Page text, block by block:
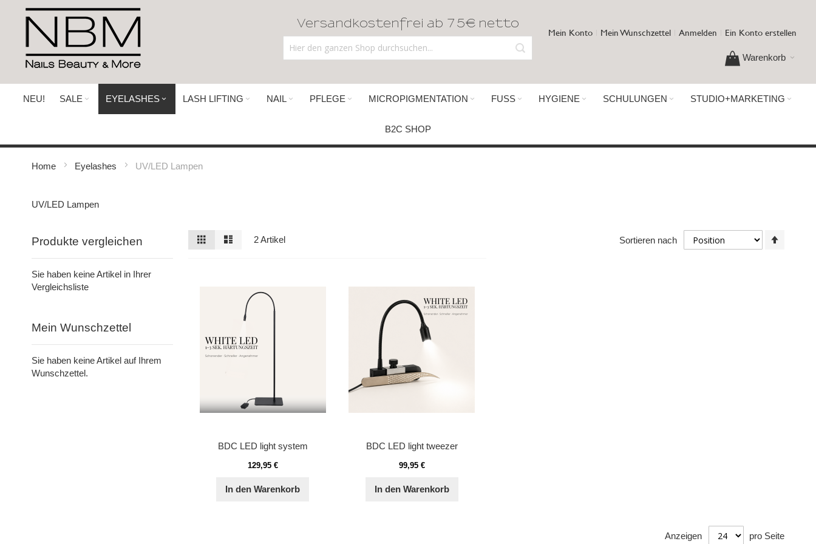
Direkt
Inhalt
Versandkostenfrei ab 75€ netto
Mein Konto Mein Wunschzettel Anmelden Ein Konto erstellen
Warenkorb
NEU! SALE EYELASHES LASH LIFTING NAIL PFLEGE MICROPIGMENTATION FUSS HYGIENE SCHULUNGEN STUDIO+MARKETING
B2C SHOP
Home Eyelashes UV/LED Lampen
UV/LED Lampen
Ansicht
als
Raster 2Artikel Sortieren nach
BDC LED light system
129,95 €
In den Warenkorb
BDC LED light tweezer
99,95 €
In den Warenkorb
Anzeigen pro Seite
Produkte vergleichen
Sie haben keine Artikel in Ihrer
Vergleichsliste
Mein Wunschzettel
Sie haben keine Artikel auf Ihrem
Wunschzettel.